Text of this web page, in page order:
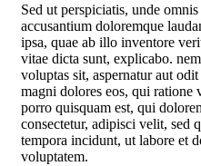
Sed ut perspiciatis, unde
accusantium doloremque
ipsa, quae ab illo inventore
vitae dicta sunt, explicabo.
voluptas sit, aspernatur aut
magni dolores eos, qui ratione
porro quisquam est, qui
consectetur, adipisci velit, sed
tempora incidunt, ut labore et
voluptatem.